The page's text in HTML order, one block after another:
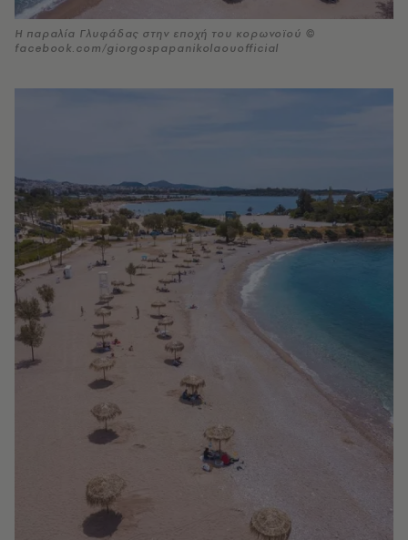
Η παραλία Γλυφάδας στην εποχή του κορωνοϊού ©
facebook.com/giorgospapanikolaouofficial